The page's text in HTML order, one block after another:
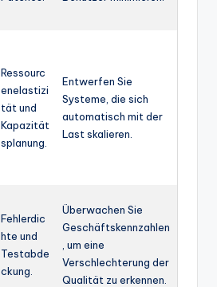
Ressourc
enelastizi
tät und
Kapazität
splanung.
Entwerfen Sie
Systeme, die sich
automatisch mit der
Last skalieren.
Fehlerdic
hte und
Testabde
ckung.
Überwachen Sie
Geschäftskennzahlen
, um eine
Verschlechterung der
Qualität zu erkennen.